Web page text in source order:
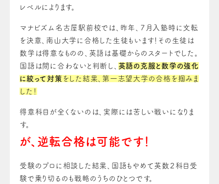
レベルによります。
マナビズム名古屋駅前校では、昨年、７月入塾時に文転
を決意、南山大学に合格した生徒もいます！その生徒は
数学は得意なものの、英語は基礎からのスタートでした。
国語は間に合わないと判断し、 英語の克服と数学の強化
に絞って対策 をした結果、第一志望大学の合格を掴みま
した！
得意科目が全くないのは、実際には苦しい戦いになりま
す。
が、逆転合格は可能です！
受験のプロに相談した結果、国語もやめて英数２科目受
験で乗り切るのも戦略のうちのひとつです。